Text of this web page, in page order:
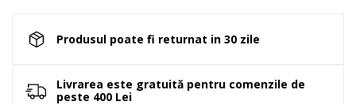
Produsul poate fi returnat in 30 zile
Livrarea este gratuită pentru comenzile de
peste 400 Lei